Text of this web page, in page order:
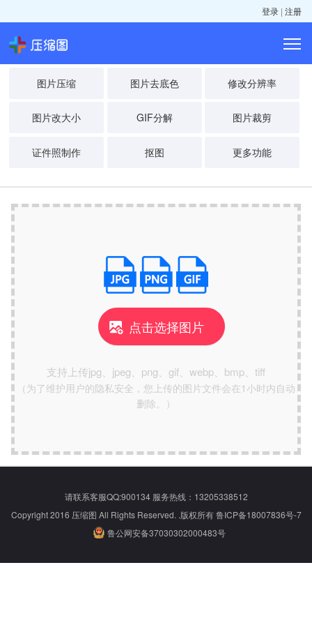
登录 | 注册
图片压缩 图片去底色 修改分辨率
图片改大小 GIF分解 图片裁剪
证件照制作 抠图 更多功能
点击选择图片

支持上传jpg、jpeg、png、gif、webp、bmp、tiff
（为了维护用户的隐私安全，您上传的图片文件会在1小时内自动
删除。）
请联系客服QQ:900134服务热线：13205338512
Copyright 2016 压缩图 All Rights Reserved. .版权所有鲁ICP备18007836号-7
鲁公网安备37030302000483号